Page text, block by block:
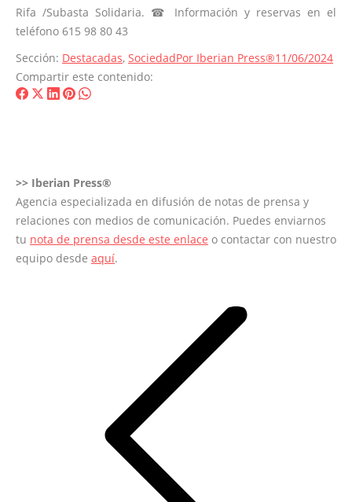
Rifa /Subasta Solidaria. ☎ Información y reservas en el
teléfono 615 98 80 43
Sección: Destacadas, SociedadPor Iberian Press®11/06/2024
Compartir este contenido:
ShareShareShare
ShareShare
>> Iberian Press®
Agencia especializada en difusión de notas de prensa y
relaciones con medios de comunicación. Puedes enviarnos
tu nota de prensa desde este enlace o contactar con nuestro
equipo desde aquí.